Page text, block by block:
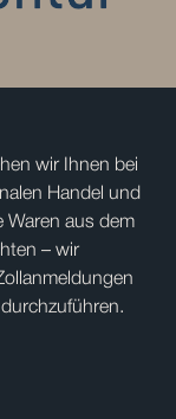
wir Ihnen bei
Handel und
Waren aus dem
– wir